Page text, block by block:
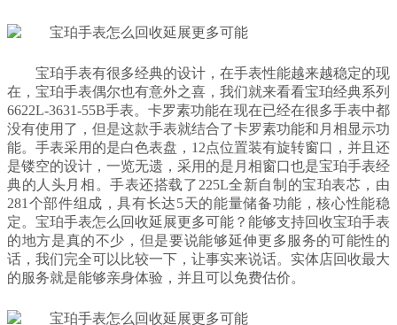
宝珀手表有很多经典的设计，在手表性能越来越稳定的现
在，宝珀手表偶尔也有意外之喜，我们就来看看宝珀经典系列
6622L-3631-55B手表。卡罗素功能在现在已经在很多手表中都
没有使用了，但是这款手表就结合了卡罗素功能和月相显示功
能。手表采用的是白色表盘，12点位置装有旋转窗口，并且还
是镂空的设计，一览无遗，采用的是月相窗口也是宝珀手表经
典的人头月相。手表还搭载了225L全新自制的宝珀表芯，由
281个部件组成，具有长达5天的能量储备功能，核心性能稳
定。宝珀手表怎么回收延展更多可能？能够支持回收宝珀手表
的地方是真的不少，但是要说能够延伸更多服务的可能性的
话，我们完全可以比较一下，让事实来说话。实体店回收最大
的服务就是能够亲身体验，并且可以免费估价。